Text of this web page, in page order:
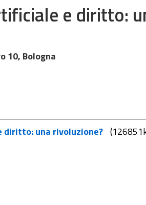
e diritto:
10, Bologna
una rivoluzione?